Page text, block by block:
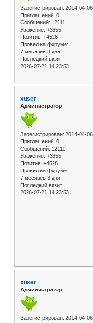
Зарегистрирован: 2014-04-06
Приглашений: 0
Сообщений: 12111
Уважение: +3655
Позитив: +4528
Провел на форуме:
7 месяцев 3 дня
Последний визит:
2026-07-21 14:23:53
xuser
Администратор
Зарегистрирован: 2014-04-06
Приглашений: 0
Сообщений: 12111
Уважение: +3655
Позитив: +4528
Провел на форуме:
7 месяцев 3 дня
Последний визит:
2026-07-21 14:23:53
xuser
Администратор
Зарегистрирован: 2014-04-06